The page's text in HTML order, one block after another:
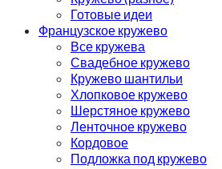
Готовые идеи
Французское кружево
Все кружева
Свадебное кружево
Кружево шантильи
Хлопковое кружево
Шерстяное кружево
Ленточное кружево
Кордовое
Подложка под кружево